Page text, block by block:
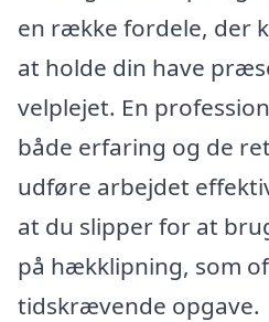
en række fordele, der
at holde din have
velplejet. En
både erfaring og de
udføre arbejdet
at du slipper for at
på hækklipning, som
tidskrævende opgave.